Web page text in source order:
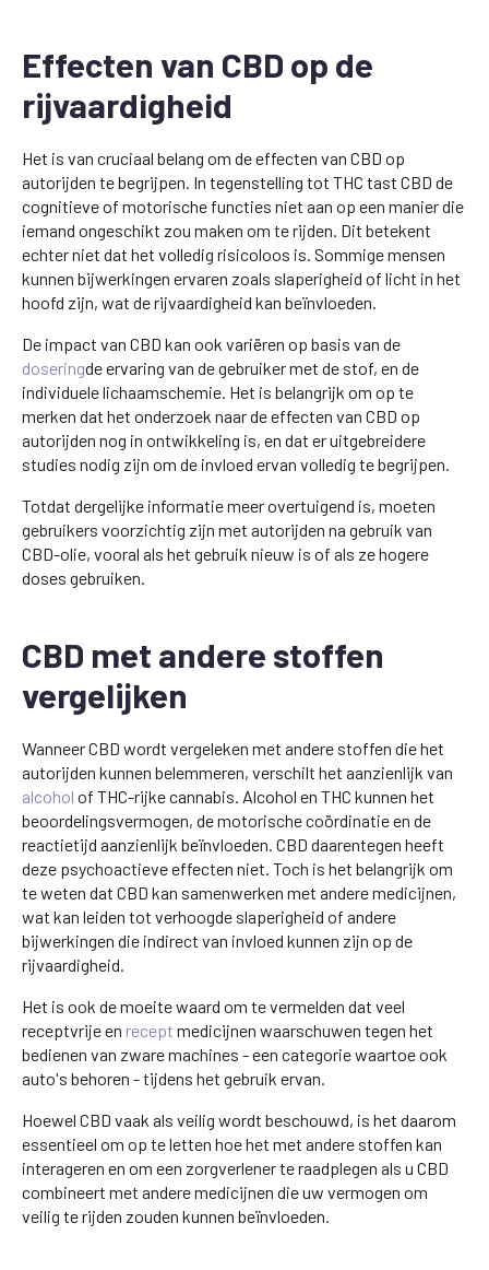
Effecten van CBD op de
rijvaardigheid
Het is van cruciaal belang om de effecten van CBD op
autorijden te begrijpen. In tegenstelling tot THC tast CBD de
cognitieve of motorische functies niet aan op een manier die
iemand ongeschikt zou maken om te rijden. Dit betekent
echter niet dat het volledig risicoloos is. Sommige mensen
kunnen bijwerkingen ervaren zoals slaperigheid of licht in het
hoofd zijn, wat de rijvaardigheid kan beïnvloeden.
De impact van CBD kan ook variëren op basis van de
doseringde ervaring van de gebruiker met de stof, en de
individuele lichaamschemie. Het is belangrijk om op te
merken dat het onderzoek naar de effecten van CBD op
autorijden nog in ontwikkeling is, en dat er uitgebreidere
studies nodig zijn om de invloed ervan volledig te begrijpen.
Totdat dergelijke informatie meer overtuigend is, moeten
gebruikers voorzichtig zijn met autorijden na gebruik van
CBD-olie, vooral als het gebruik nieuw is of als ze hogere
doses gebruiken.
CBD met andere stoffen
vergelijken
Wanneer CBD wordt vergeleken met andere stoffen die het
autorijden kunnen belemmeren, verschilt het aanzienlijk van
alcohol of THC-rijke cannabis. Alcohol en THC kunnen het
beoordelingsvermogen, de motorische coördinatie en de
reactietijd aanzienlijk beïnvloeden. CBD daarentegen heeft
deze psychoactieve effecten niet. Toch is het belangrijk om
te weten dat CBD kan samenwerken met andere medicijnen,
wat kan leiden tot verhoogde slaperigheid of andere
bijwerkingen die indirect van invloed kunnen zijn op de
rijvaardigheid.
Het is ook de moeite waard om te vermelden dat veel
receptvrije en recept medicijnen waarschuwen tegen het
bedienen van zware machines - een categorie waartoe ook
auto's behoren - tijdens het gebruik ervan.
Hoewel CBD vaak als veilig wordt beschouwd, is het daarom
essentieel om op te letten hoe het met andere stoffen kan
interageren en om een zorgverlener te raadplegen als u CBD
combineert met andere medicijnen die uw vermogen om
veilig te rijden zouden kunnen beïnvloeden.